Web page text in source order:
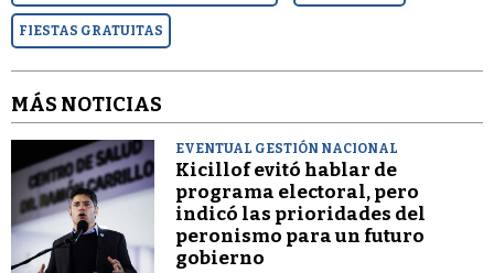
FIESTAS GRATUITAS
MÁS NOTICIAS
EVENTUAL GESTIÓN NACIONAL
Kicillof evitó hablar de
programa electoral, pero
indicó las prioridades del
peronismo para un futuro
gobierno